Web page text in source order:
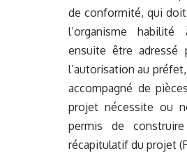
de conformité, qui
l’organisme
ensuite être adressé
l’autorisation au
accompagné de
projet nécessite ou
permis de
récapitulatif du projet